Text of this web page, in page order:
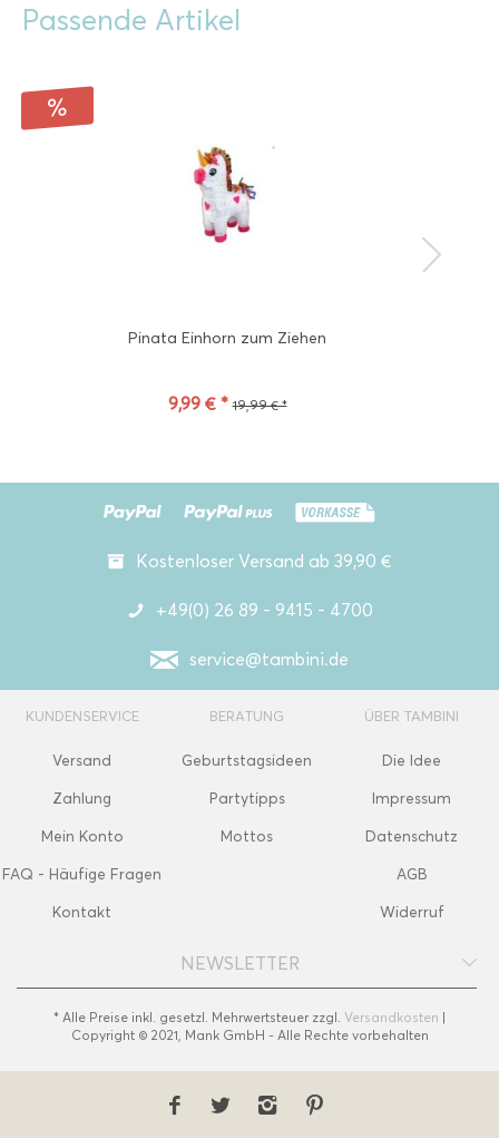
Passende Artikel
Pinata Einhorn zum Ziehen
9,99 € * 19,99 € *
Kostenloser Versand ab 39,90 €
+49(0) 26 89 - 9415 - 4700
service@tambini.de
KUNDENSERVICE
Versand
Zahlung
Mein Konto
FAQ - Häufige Fragen
Kontakt
BERATUNG
Geburtstagsideen
Partytipps
Mottos
ÜBER TAMBINI
Die Idee
Impressum
Datenschutz
AGB
Widerruf
NEWSLETTER
* Alle Preise inkl. gesetzl. Mehrwertsteuer zzgl. Versandkosten |
Copyright © 2021, Mank GmbH - Alle Rechte vorbehalten